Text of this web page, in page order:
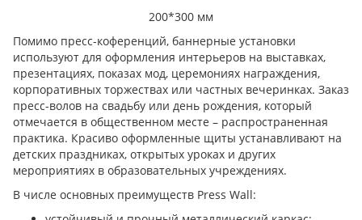
200*300 мм
Помимо пресс-коференций, баннерные установки
используют для оформления интерьеров на выставках,
презентациях, показах мод, церемониях награждения,
корпоративных торжествах или частных вечеринках. Заказ
пресс-волов на свадьбу или день рождения, который
отмечается в общественном месте – распространенная
практика. Красиво оформленные щиты устанавливают на
детских праздниках, открытых уроках и других
мероприятиях в образовательных учреждениях.
В числе основных преимуществ Press Wall: